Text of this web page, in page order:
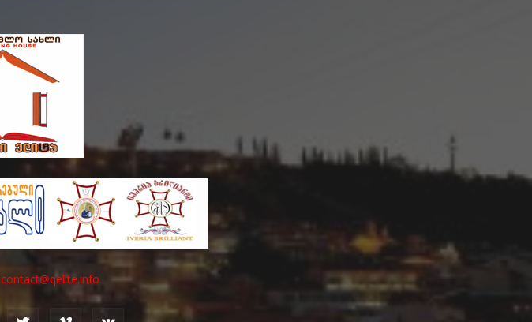
contact@qelite.info